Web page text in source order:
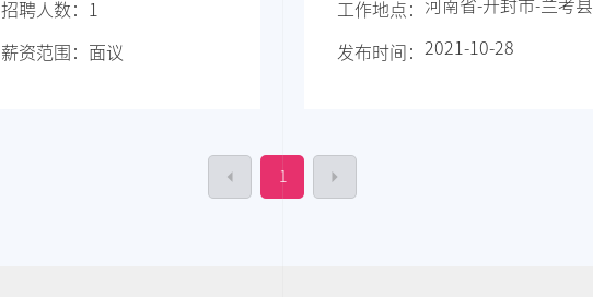
招聘人数： 1
薪资范围： 面议
工作地点： 河南省-开封市-兰考县
发布时间： 2021-10-28
1